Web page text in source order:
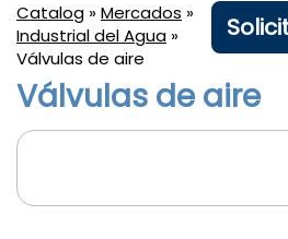
Catalog »Mercados »
Industrial del Agua »
Válvulas de aire
Válvulas de aire